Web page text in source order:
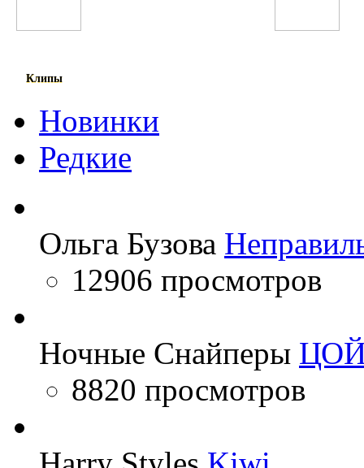
Клипы
Новинки
Редкие
Ольга Бузова
12906 просмотров
Ночные Снайперы
8820 просмотров